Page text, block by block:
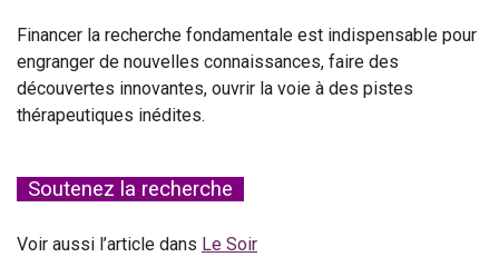
Financer la recherche fondamentale est indispensable pour
engranger de nouvelles connaissances, faire des
découvertes innovantes, ouvrir la voie à des pistes
thérapeutiques inédites.
Soutenez la recherche
Voir aussi l’article dans Le Soir